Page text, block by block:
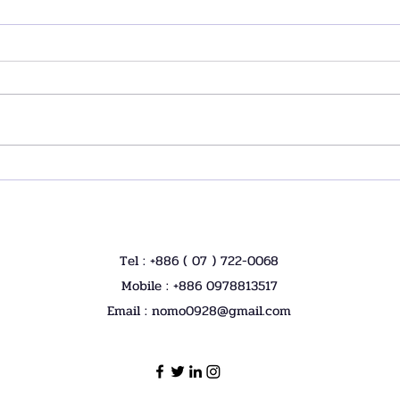
NEW ENDURO FRAMES
Tel : +886 ( 07 ) 722-0068
Mobile : +886 0978813517
Email : nomo0928@gmail.com